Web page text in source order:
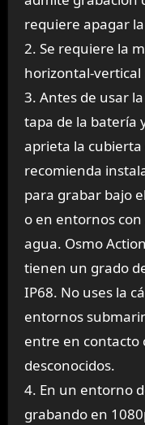
requiere apagar
2. Se requiere la
horizontal-
3. Antes de usar
tapa de la batería
aprieta la cubierta
recomienda
para grabar bajo
o en entornos
agua. Osmo
tienen un grado
IP68. No uses la
entornos
entre en contacto
desconocidos.
4. En un entorno
grabando en